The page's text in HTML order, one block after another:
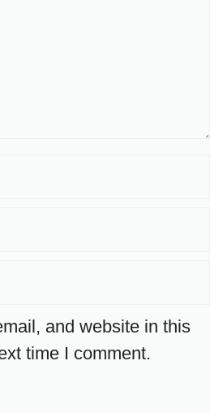
and website in this
time I comment.